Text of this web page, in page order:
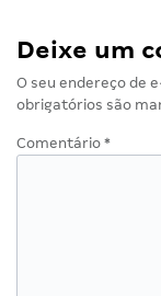
Deixe um
O seu endereço de
obrigatórios são
Comentário *